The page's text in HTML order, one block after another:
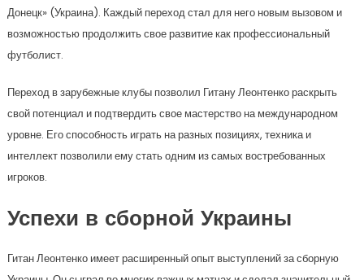
Донецк» (Украина). Каждый переход стал для него новым вызовом и
возможностью продолжить свое развитие как профессиональный
футболист.
Переход в зарубежные клубы позволил Гитану Леонтенко раскрыть
свой потенциал и подтвердить свое мастерство на международном
уровне. Его способность играть на разных позициях, техника и
интеллект позволили ему стать одним из самых востребованных
игроков.
Успехи в сборной Украины
Гитан Леонтенко имеет расширенный опыт выступлений за сборную